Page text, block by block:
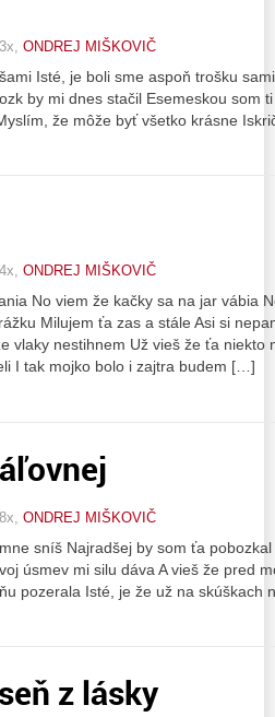
ONDREJ MIŠKOVIČ
Isté, je boli sme aspoň trošku
by mi dnes stačil Esemeskou som
že môže byť všetko krásne
ONDREJ MIŠKOVIČ
No viem že kačky sa na jar vábia
Milujem ťa zas a stále Asi si
vlaky nestihnem Už vieš že ťa niekto
I tak mojko bolo i zajtra budem […]
ONDREJ MIŠKOVIČ
sníš Najradšej by som ťa
úsmev mi silu dáva A vieš že pred
pozerala Isté, je že už na skúškach
z lásky